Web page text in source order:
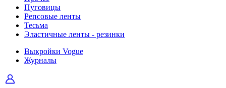
Пуговицы
Репсовые ленты
Тесьма
Эластичные ленты - резинки
Выкройки Vogue
Журналы